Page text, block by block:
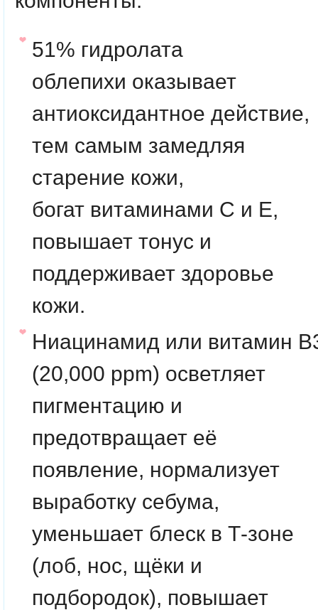
51% гидролата
облепихи оказывает
антиоксидантное действие,
тем самым замедляя
старение кожи,
богат витаминами C и E,
повышает тонус и
поддерживает здоровье
кожи.
Ниацинамид или витамин
(20,000 ppm) осветляет
пигментацию и
предотвращает её
появление, нормализует
выработку себума,
уменьшает блеск в Т-зоне
(лоб, нос, щёки и
подбородок), повышает